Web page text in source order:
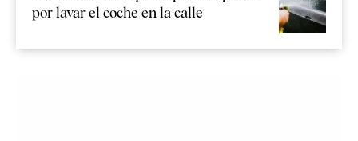
por lavar el coche en la calle